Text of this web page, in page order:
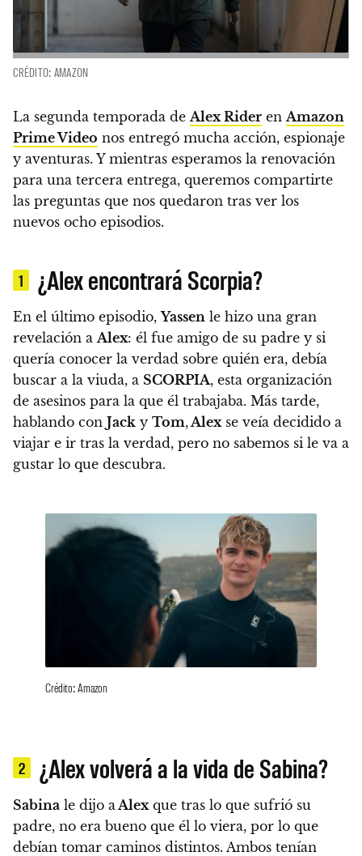
CRÉDITO: AMAZON
La segunda temporada deAlex Rider enAmazon
Prime Video nos entregó mucha acción, espionaje
y aventuras. Y mientras esperamos la renovación
para una tercera entrega, queremos compartirte
las preguntas que nos quedaron tras ver los
nuevos ocho episodios.
1 ¿Alex encontrará Scorpia?
En el último episodio,Yassen le hizo una gran
revelación aAlex: él fue amigo de su padre y si
quería conocer la verdad sobre quién era, debía
buscar a la viuda, a SCORPIA, esta organización
de asesinos para la que él trabajaba. Más tarde,
hablando con Jack y Tom,Alexse veía decidido a
viajar e ir tras la verdad, pero no sabemos si le va a
gustar lo que descubra.
Crédito: Amazon
2 ¿Alex volverá a la vida de Sabina?
Sabina le dijo a Alex que tras lo que sufrió su
padre, no era bueno que él lo viera, por lo que
debían tomar caminos distintos. Ambos tenían